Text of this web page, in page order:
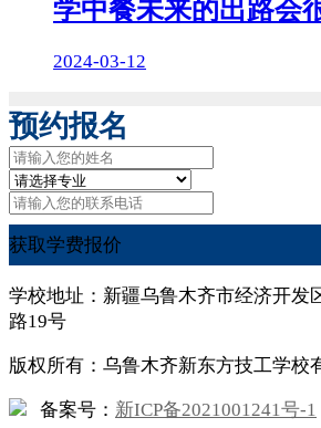
学中餐未来的出路会
2024-03-12
预约报名
获取学费报价
学校地址：新疆乌鲁木齐市经济开发
路19号
版权所有：乌鲁木齐新东方技工学校
备案号： 新ICP备2021001241号-1